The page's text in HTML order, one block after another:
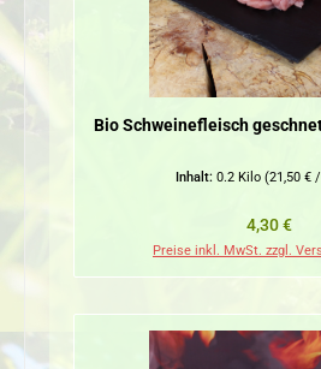
Bio Schweinefleisch
Inhalt: 0.2 Kilo (21,50 €
Regulärer
4,30 €
Preise inkl. MwSt. zzgl.